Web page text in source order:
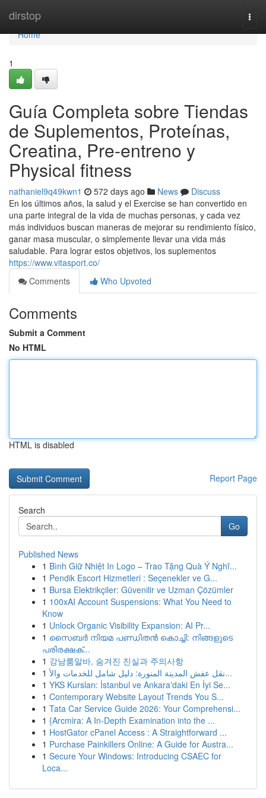
dirstop
Home
Home
1
Guía Completa sobre Tiendas
de Suplementos, Proteínas,
Creatina, Pre-entreno y
Physical fitness
nathaniel9q49kwn1 572 days ago News
Discuss
En los últimos años, la salud y el Exercise se han convertido en
una parte integral de la vida de muchas personas, y cada vez
más individuos buscan maneras de mejorar su rendimiento físico,
ganar masa muscular, o simplemente llevar una vida más
saludable. Para lograr estos objetivos, los suplementos
https://www.vitasport.co/
Comments
Who Upvoted
Comments
Submit a Comment
No HTML
HTML is disabled
Report Page
Search
Go
Published News
1 Bình Giữ Nhiệt In Logo – Trao Tặng Quà Ý Nghĩ...
1 Pendik Escort Hizmetleri : Seçenekler ve G...
1 Bursa Elektrikçiler: Güvenilir ve Uzman Çözümler
1 100xAI Account Suspensions: What You Need to
Know
1 Unlock Organic Visibility Expansion: AI Pr...
1 സൈബർ നിയമ പണ്ഡിതൻ കൊച്ചി: നിങ്ങളുടെ
പരിരക്ഷക്...
1 강남룸알바, 숨겨진 진실과 주의사항
1
نقل عفش المدينة المنورة: دليل شامل للخدمات والأ...
1 YKS Kursları: İstanbul ve Ankara'daki En İyi Se...
1 Contemporary Website Layout Trends You S...
1 Tata Car Service Guide 2026: Your Comprehensi...
1 {Arcmira: A In-Depth Examination into the ...
1 HostGator cPanel Access : A Straightforward ...
1 Purchase Painkillers Online: A Guide for Austra...
1 Secure Your Windows: Introducing CSAEC for
Loca...